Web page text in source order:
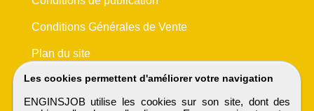
Les cookies permettent d'améliorer votre navigation
ENGINSJOB utilise les cookies sur son site, dont des
Conditions Générales de Vente
Plan du site